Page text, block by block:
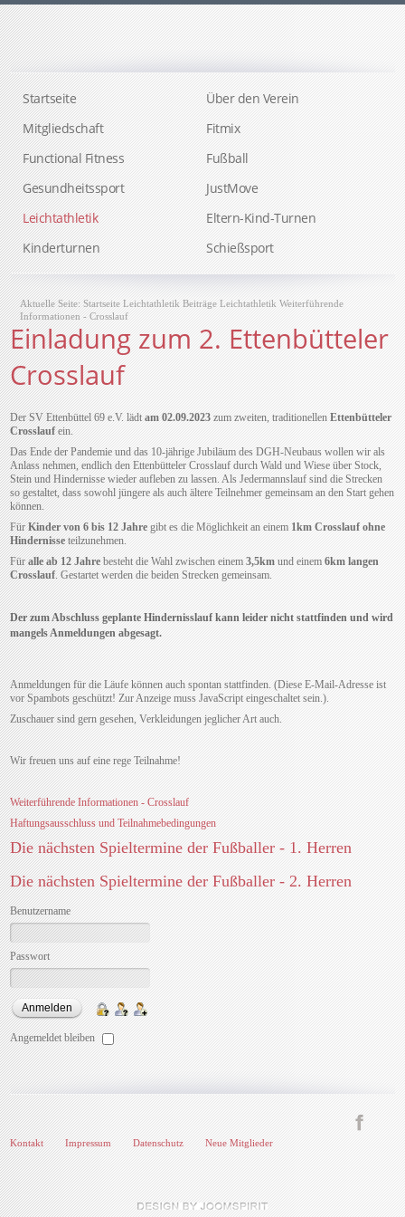
Startseite
Über den Verein
Mitgliedschaft
Fitmix
Functional Fitness
Fußball
Gesundheitssport
JustMove
Leichtathletik
Eltern-Kind-Turnen
Kinderturnen
Schießsport
Aktuelle Seite:Startseite Leichtathletik Beiträge Leichtathletik Weiterführende
Informationen - Crosslauf
Einladung zum 2. Ettenbütteler
Crosslauf
Der SV Ettenbüttel 69 e.V. lädtam 02.09.2023 zum zweiten, traditionellenEttenbütteler
Crosslaufein.
Das Ende der Pandemie und das 10-jährige Jubiläum des DGH-Neubaus wollen wir als
Anlass nehmen, endlich den Ettenbütteler Crosslauf durch Wald und Wiese über Stock,
Stein und Hindernisse wieder aufleben zu lassen. Als Jedermannslauf sind die Strecken
so gestaltet, dass sowohl jüngere als auch ältere Teilnehmer gemeinsam an den Start gehen
können.
FürKinder von 6 bis 12 Jahre gibt es die Möglichkeit an einem 1km Crosslauf ohne
Hindernisseteilzunehmen.
Füralle ab 12 Jahre besteht die Wahl zwischen einem3,5km und einem6km langen
Crosslauf. Gestartet werden die beiden Strecken gemeinsam.
Der zum Abschluss geplante Hindernisslauf kann leider nicht stattfinden und wird
mangels Anmeldungen abgesagt.
Anmeldungen für die Läufe können auch spontan stattfinden. (Diese E-Mail-Adresse ist
vor Spambots geschützt! Zur Anzeige muss JavaScript eingeschaltet sein.).
Zuschauer sind gern gesehen, Verkleidungen jeglicher Art auch.
Wir freuen uns auf eine rege Teilnahme!
Weiterführende Informationen - Crosslauf
Haftungsausschluss und Teilnahmebedingungen
Die nächsten Spieltermine der Fußballer - 1. Herren
Die nächsten Spieltermine der Fußballer - 2. Herren
Benutzername
Passwort
Angemeldet bleiben
Kontakt Impressum Datenschutz Neue Mitglieder